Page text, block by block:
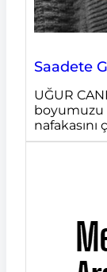
Saadete
UĞUR
boyumuzu